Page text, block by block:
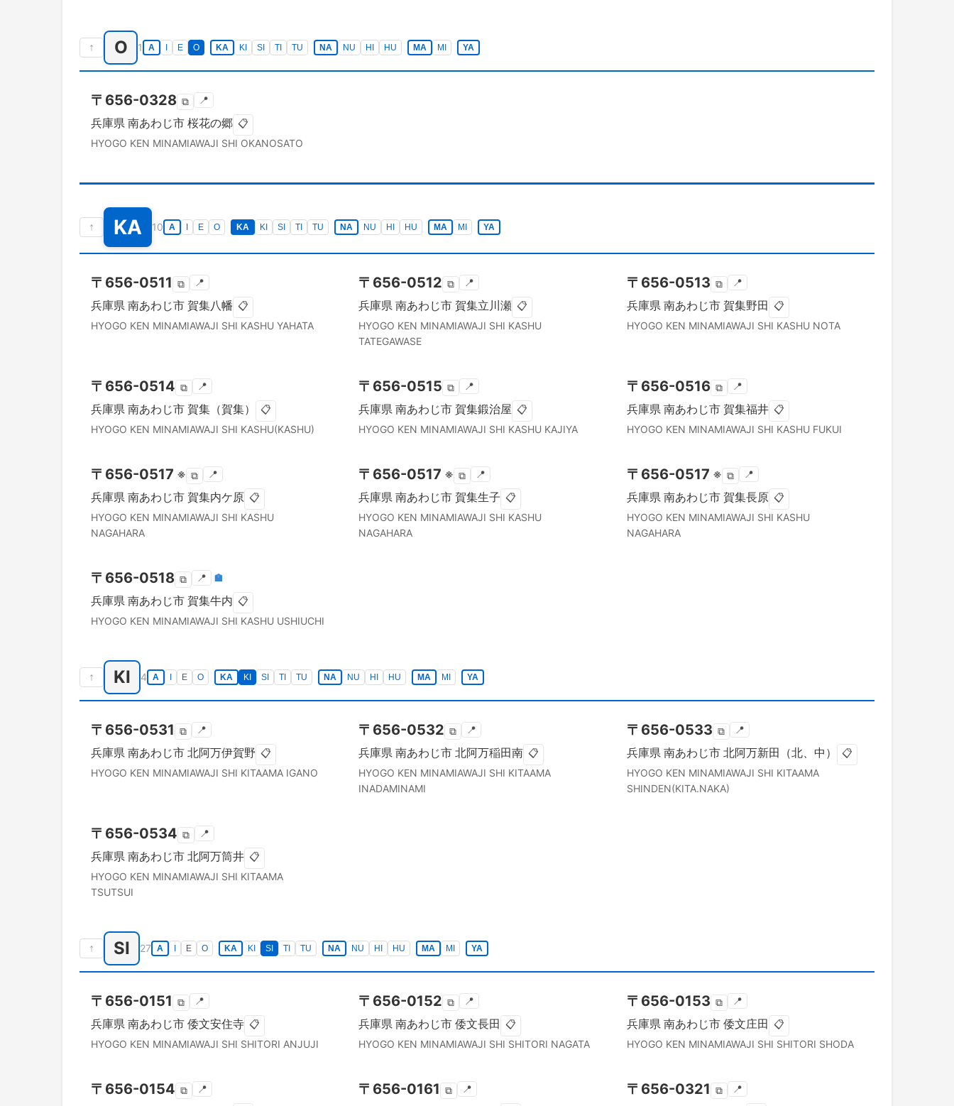
↑ O 1 A E O KA KI SI TI TU NA NU HI HU MA MI YA
〒 656-0328 ⧉ 📍
兵庫県 南あわじ市 桜花の郷 📋
HYOGO KEN MINAMIAWAJI SHI OKANOSATO
↑ KA 10 A E O KA KI SI TI TU NA NU HI HU MA MI YA
〒 656-0511 ⧉ 📍
兵庫県 南あわじ市 賀集八幡 📋
HYOGO KEN MINAMIAWAJI SHI KASHU YAHATA
〒 656-0512 ⧉ 📍
兵庫県 南あわじ市 賀集立川瀬 📋
HYOGO KEN MINAMIAWAJI SHI KASHU
TATEGAWASE
〒 656-0513 ⧉ 📍
兵庫県 南あわじ市 賀集野田 📋
HYOGO KEN MINAMIAWAJI SHI KASHU NOTA
〒 656-0514 ⧉ 📍
兵庫県 南あわじ市 賀集（賀集） 📋
HYOGO KEN MINAMIAWAJI SHI KASHU(KASHU)
〒 656-0515 ⧉ 📍
兵庫県 南あわじ市 賀集鍛治屋 📋
HYOGO KEN MINAMIAWAJI SHI KASHU KAJIYA
〒 656-0516 ⧉ 📍
兵庫県 南あわじ市 賀集福井 📋
HYOGO KEN MINAMIAWAJI SHI KASHU FUKUI
〒 656-0517 ※ ⧉ 📍
兵庫県 南あわじ市 賀集内ケ原 📋
HYOGO KEN MINAMIAWAJI SHI KASHU
NAGAHARA
〒 656-0517 ※ ⧉ 📍
兵庫県 南あわじ市 賀集生子 📋
HYOGO KEN MINAMIAWAJI SHI KASHU
NAGAHARA
〒 656-0517 ※ ⧉ 📍
兵庫県 南あわじ市 賀集長原 📋
HYOGO KEN MINAMIAWAJI SHI KASHU
NAGAHARA
〒 656-0518 ⧉ 📍 🏣
兵庫県 南あわじ市 賀集牛内 📋
HYOGO KEN MINAMIAWAJI SHI KASHU USHIUCHI
↑ KI 4 A E O KA KI SI TI TU NA NU HI HU MA MI YA
〒 656-0531 ⧉ 📍
兵庫県 南あわじ市 北阿万伊賀野 📋
HYOGO KEN MINAMIAWAJI SHI KITAAMA IGANO
〒 656-0532 ⧉ 📍
兵庫県 南あわじ市 北阿万稲田南 📋
HYOGO KEN MINAMIAWAJI SHI KITAAMA
INADAMINAMI
〒 656-0533 ⧉ 📍
兵庫県 南あわじ市 北阿万新田（北、中） 📋
HYOGO KEN MINAMIAWAJI SHI KITAAMA
SHINDEN(KITA.NAKA)
〒 656-0534 ⧉ 📍
兵庫県 南あわじ市 北阿万筒井 📋
HYOGO KEN MINAMIAWAJI SHI KITAAMA
TSUTSUI
↑ SI 27 A E O KA KI SI TI TU NA NU HI HU MA MI YA
〒 656-0151 ⧉ 📍
兵庫県 南あわじ市 倭文安住寺 📋
HYOGO KEN MINAMIAWAJI SHI SHITORI ANJUJI
〒 656-0152 ⧉ 📍
兵庫県 南あわじ市 倭文長田 📋
HYOGO KEN MINAMIAWAJI SHI SHITORI NAGATA
〒 656-0153 ⧉ 📍
兵庫県 南あわじ市 倭文庄田 📋
HYOGO KEN MINAMIAWAJI SHI SHITORI SHODA
〒 656-0154 ⧉ 📍 〒 656-0161 ⧉ 📍 〒 656-0321 ⧉ 📍